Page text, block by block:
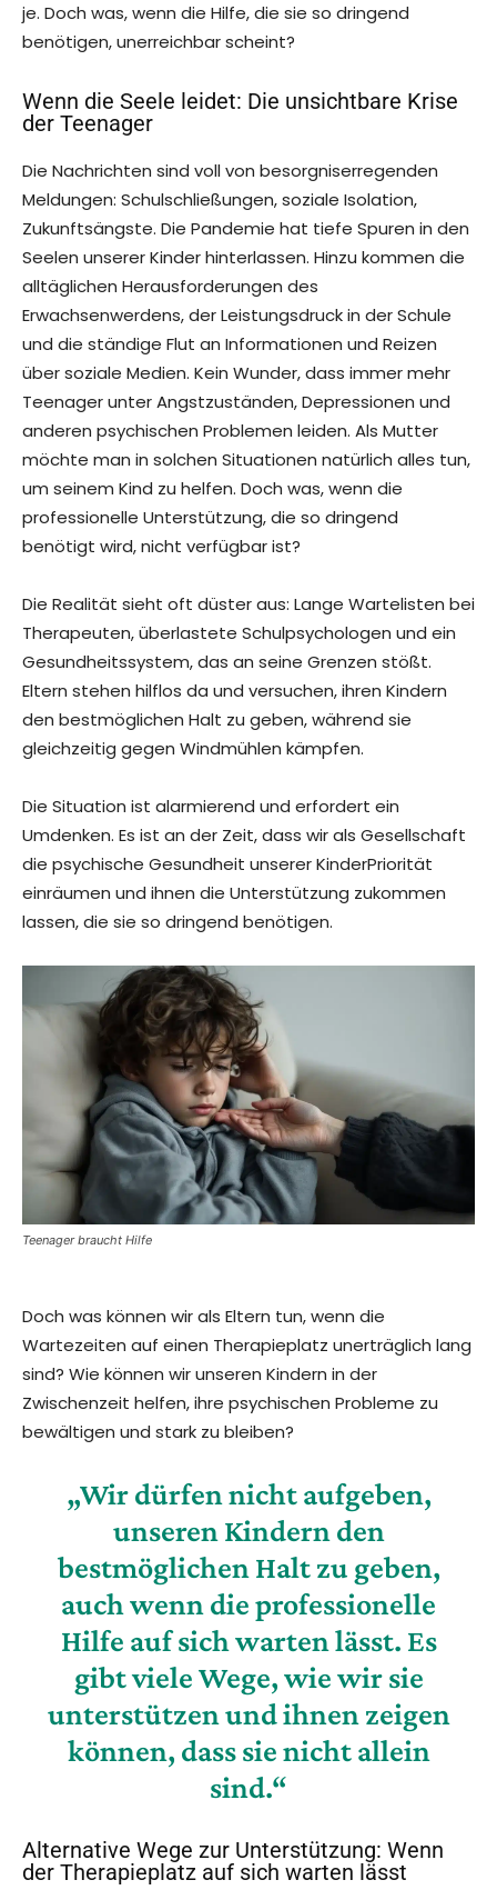
je. Doch was, wenn die Hilfe, die sie so dringend
benötigen, unerreichbar scheint?
Wenn die Seele leidet: Die unsichtbare Krise
der Teenager
Die Nachrichten sind voll von besorgniserregenden
Meldungen: Schulschließungen, soziale Isolation,
Zukunftsängste. Die Pandemie hat tiefe Spuren in den
Seelen unserer Kinder hinterlassen. Hinzu kommen die
alltäglichen Herausforderungen des
Erwachsenwerdens, der Leistungsdruck in der Schule
und die ständige Flut an Informationen und Reizen
über soziale Medien. Kein Wunder, dass immer mehr
Teenager unter Angstzuständen, Depressionen und
anderen psychischen Problemen leiden. Als Mutter
möchte man in solchen Situationen natürlich alles tun,
um seinem Kind zu helfen. Doch was, wenn die
professionelle Unterstützung, die so dringend
benötigt wird, nicht verfügbar ist?
Die Realität sieht oft düster aus: Lange Wartelisten bei
Therapeuten, überlastete Schulpsychologen und ein
Gesundheitssystem, das an seine Grenzen stößt.
Eltern stehen hilflos da und versuchen, ihren Kindern
den bestmöglichen Halt zu geben, während sie
gleichzeitig gegen Windmühlen kämpfen.
Die Situation ist alarmierend und erfordert ein
Umdenken. Es ist an der Zeit, dass wir als Gesellschaft
die psychische Gesundheit unserer KinderPriorität
einräumen und ihnen die Unterstützung zukommen
lassen, die sie so dringend benötigen.
Teenager braucht Hilfe
Doch was können wir als Eltern tun, wenn die
Wartezeiten auf einen Therapieplatz unerträglich lang
sind? Wie können wir unseren Kindern in der
Zwischenzeit helfen, ihre psychischen Probleme zu
bewältigen und stark zu bleiben?
„Wir dürfen nicht aufgeben,
unseren Kindern den
bestmöglichen Halt zu geben,
auch wenn die professionelle
Hilfe auf sich warten lässt. Es
gibt viele Wege, wie wir sie
unterstützen und ihnen zeigen
können, dass sie nicht allein
sind.“
Alternative Wege zur Unterstützung: Wenn
der Therapieplatz auf sich warten lässt